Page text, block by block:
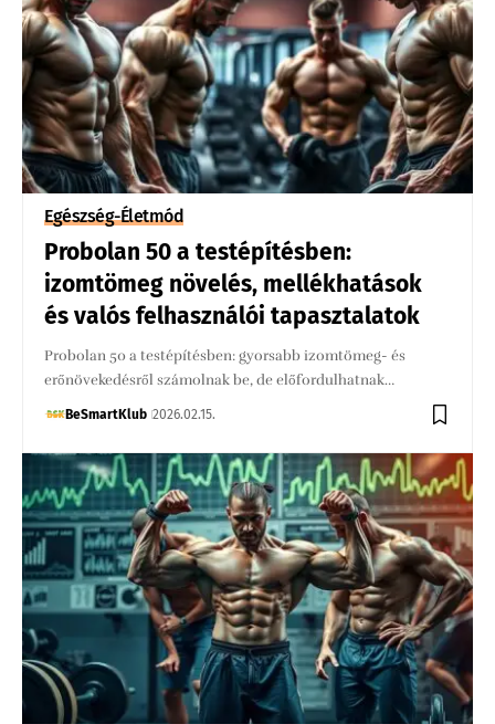
Egészség-Életmód
Probolan 50 a testépítésben:
izomtömeg növelés, mellékhatások
és valós felhasználói tapasztalatok
Probolan 50 a testépítésben: gyorsabb izomtömeg- és
erőnövekedésről számolnak be, de előfordulhatnak…
BeSmartKlub 2026.02.15.